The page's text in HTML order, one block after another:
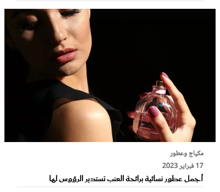
مكياج وعطور
17 فبراير 2023
أجمل عطور نسائية برائحة العنب تستدير الرؤوس لها